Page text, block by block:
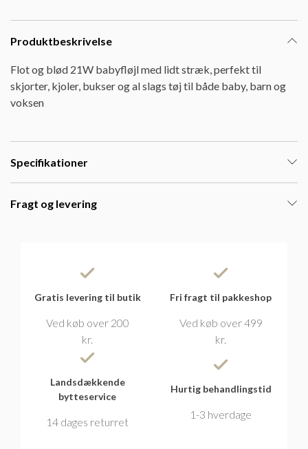
Produktbeskrivelse
Flot og blød 21W babyfløjl med lidt stræk, perfekt til
skjorter, kjoler, bukser og al slags tøj til både baby, barn og
voksen
Specifikationer
Fragt og levering
Gratis levering til butik
Ved køb over 200
kr.
Fri fragt til pakkeshop
Ved køb over 499
kr.
Landsdækkende
bytteservice
14 dages returret
Hurtig behandlingstid
1-3 hverdage